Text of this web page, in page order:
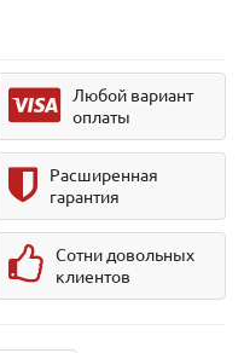
Любой вариант
оплаты
Расширенная
гарантия
Сотни довольных
клиентов